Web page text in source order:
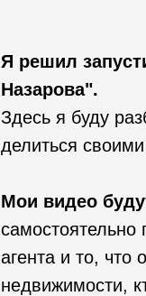
Я решил
Назарова".
Здесь я буду
делиться
Мои видео
самостоятельно
агента и то, что
недвижимости,